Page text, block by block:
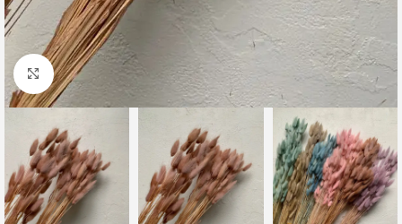
Клацніть, щоб збільшити